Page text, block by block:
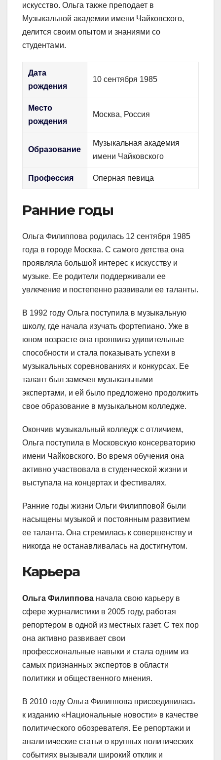
искусство. Ольга также преподает в
Музыкальной академии имени Чайковского,
делится своим опытом и знаниями со
студентами.
Дата
рождения
10 сентября 1985
Место
рождения
Москва, Россия
Образование
Музыкальная академия
имени Чайковского
Профессия Оперная певица
Ранние годы
Ольга Филиппова родилась 12 сентября 1985
года в городе Москва. С самого детства она
проявляла большой интерес к искусству и
музыке. Ее родители поддерживали ее
увлечение и постепенно развивали ее таланты.
В 1992 году Ольга поступила в музыкальную
школу, где начала изучать фортепиано. Уже в
юном возрасте она проявила удивительные
способности и стала показывать успехи в
музыкальных соревнованиях и конкурсах. Ее
талант был замечен музыкальными
экспертами, и ей было предложено продолжить
свое образование в музыкальном колледже.
Окончив музыкальный колледж с отличием,
Ольга поступила в Московскую консерваторию
имени Чайковского. Во время обучения она
активно участвовала в студенческой жизни и
выступала на концертах и фестивалях.
Ранние годы жизни Ольги Филипповой были
насыщены музыкой и постоянным развитием
ее таланта. Она стремилась к совершенству и
никогда не останавливалась на достигнутом.
Карьера
Ольга Филиппова начала свою карьеру в
сфере журналистики в 2005 году, работая
репортером в одной из местных газет. С тех пор
она активно развивает свои
профессиональные навыки и стала одним из
самых признанных экспертов в области
политики и общественного мнения.
В 2010 году Ольга Филиппова присоединилась
к изданию «Национальные новости» в качестве
политического обозревателя. Ее репортажи и
аналитические статьи о крупных политических
событиях вызывали широкий отклик и